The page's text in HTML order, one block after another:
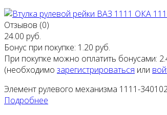
Отзывов (0)
24.00 руб.
Бонус при покупке: 1.20 руб.
При покупке можно оплатить бонусами:
(необходимо зарегистрироваться или
Элемент рулевого механизма 1111-
Подробнее